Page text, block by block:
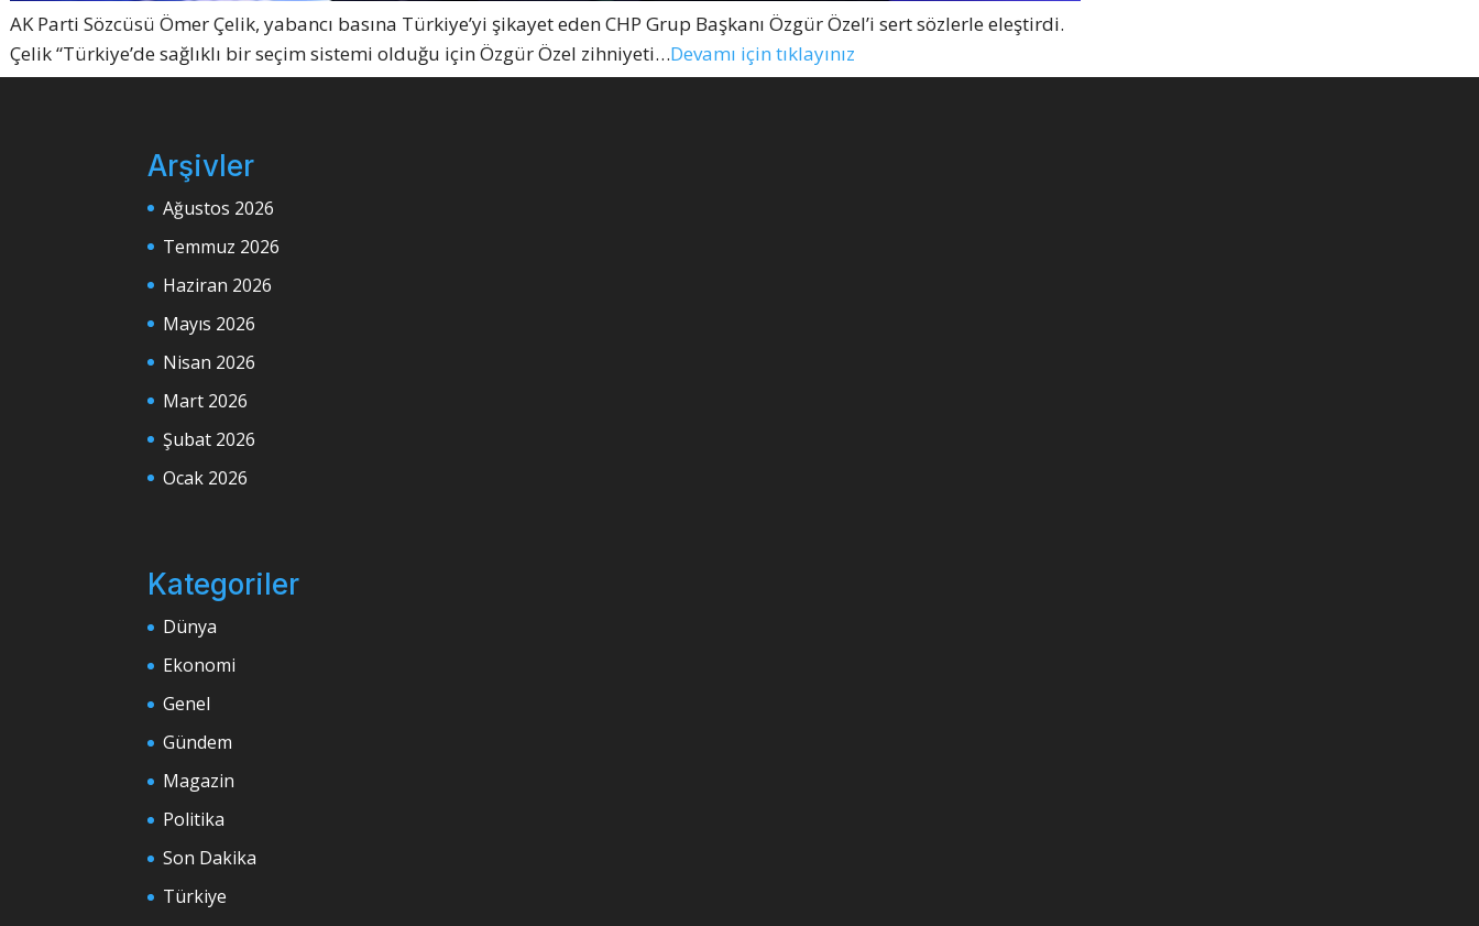
AK Parti Sözcüsü Ömer Çelik, yabancı basına Türkiye’yi şikayet eden CHP Grup Başkanı Özgür Özel’i sert sözlerle eleştirdi.
Çelik “Türkiye’de sağlıklı bir seçim sistemi olduğu için Özgür Özel zihniyeti…Devamı için tıklayınız
Arşivler
Ağustos 2026
Temmuz 2026
Haziran 2026
Mayıs 2026
Nisan 2026
Mart 2026
Şubat 2026
Ocak 2026
Kategoriler
Dünya
Ekonomi
Genel
Gündem
Magazin
Politika
Son Dakika
Türkiye